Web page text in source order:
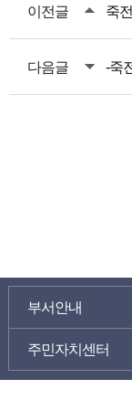
이전글 죽
다음글 -죽
부서안내
주민자치센터